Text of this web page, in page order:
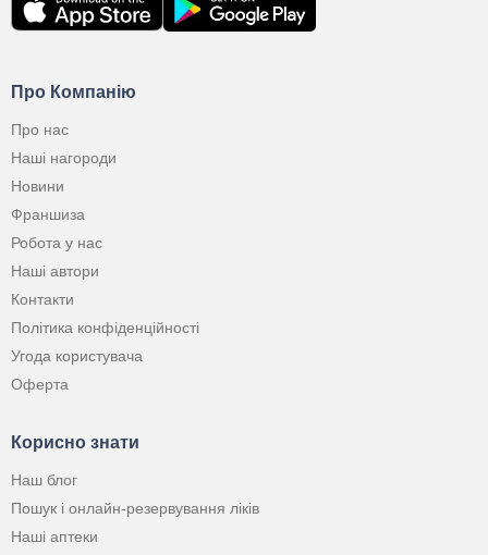
Про Компанію
Про нас
Наші нагороди
Новини
Франшиза
Робота у нас
Наші автори
Контакти
Політика конфіденційності
Угода користувача
Оферта
Корисно знати
Наш блог
Пошук і онлайн-резервування ліків
Наші аптеки